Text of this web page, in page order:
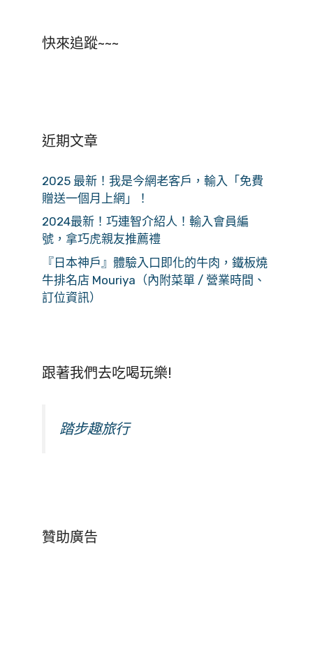
快來追蹤~~~
近期文章
2025 最新！我是今網老客戶，輸入「免費
贈送一個月上網」！
2024最新！巧連智介紹人！輸入會員編
號，拿巧虎親友推薦禮
『日本神戶』體驗入口即化的牛肉，鐵板燒
牛排名店 Mouriya（內附菜單 / 營業時間、
訂位資訊）
跟著我們去吃喝玩樂!
踏步趣旅行
贊助廣告